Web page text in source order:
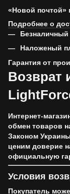
«Новой почтой»
Подробнее о
Безналичный
Наложеный
Гарантия от
Возврат
Интернет-
обмен товаров
Законом
ценим доверие
официальную
Условия
Покупатель